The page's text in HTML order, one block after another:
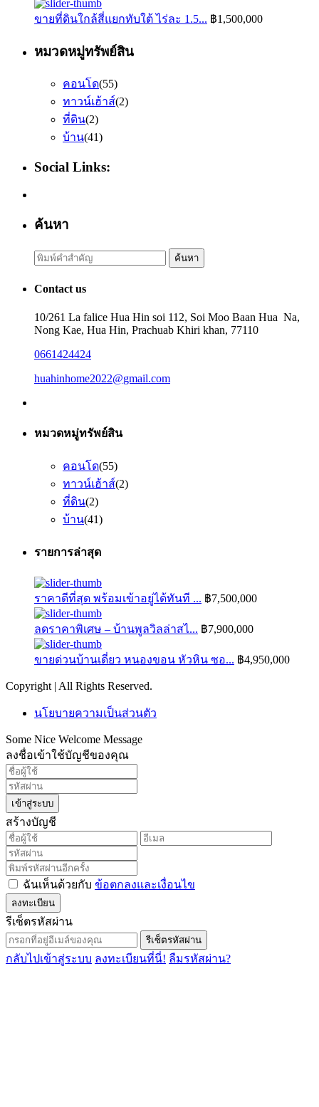
ขายที่ดินใกล้สี่แยกทับใต้ ไร่ละ 1.5... ฿1,500,000
หมวดหมู่ทรัพย์สิน
คอนโด(55)
ทาวน์เฮ้าส์(2)
ที่ดิน(2)
บ้าน(41)
Social Links:
ค้นหา
Search
for:
ค้นหา
Contact us
10/261 La falice Hua Hin soi 112, Soi Moo Baan Hua Na,
Nong Kae, Hua Hin, Prachuab Khiri khan, 77110
0661424424
huahinhome2022@gmail.com
หมวดหมู่ทรัพย์สิน
คอนโด(55)
ทาวน์เฮ้าส์(2)
ที่ดิน(2)
บ้าน(41)
รายการล่าสุด
ราคาดีที่สุด พร้อมเข้าอยู่ได้ทันที ... ฿7,500,000
ลดราคาพิเศษ – บ้านพูลวิลล่าสไ... ฿7,900,000
ขายด่วนบ้านเดี่ยว หนองขอน หัวหิน ซอ... ฿4,950,000
Copyright | All Rights Reserved.
นโยบายความเป็นส่วนตัว
Some Nice Welcome Message
ลงชื่อเข้าใช้บัญชีของคุณ
เข้าสู่ระบบ
สร้างบัญชี
ฉันเห็นด้วยกับ ข้อตกลงและเงื่อนไข
ลงทะเบียน
รีเซ็ตรหัสผ่าน
รีเซ็ตรหัสผ่าน
กลับไปเข้าสู่ระบบ ลงทะเบียนที่นี่! ลืมรหัสผ่าน?